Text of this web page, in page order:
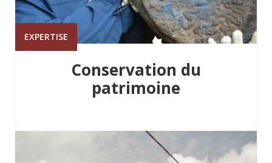
EXPERTISE
Conservation du
patrimoine